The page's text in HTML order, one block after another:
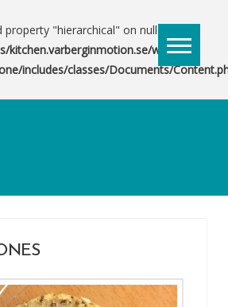
"hierarchical" on null in
kitchen.varberginmotion.se/wp-
includes/classes/Documents/